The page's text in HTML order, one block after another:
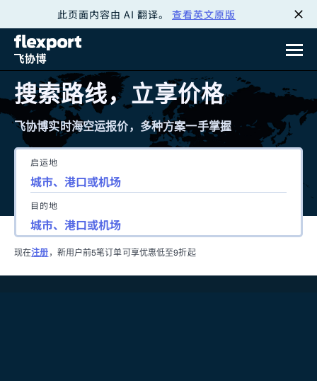
此页面内容由 AI 翻译。 查看英文原版
搜索路线，立享价格
飞协博实时海空运报价，多种方案一手掌握
启运地
目的地
现在注册 ，新用户前5笔订单可享优惠低至9折起